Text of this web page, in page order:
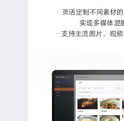
· 灵活定制不同素材的
实现多媒体混
· 支持主流图片、视频